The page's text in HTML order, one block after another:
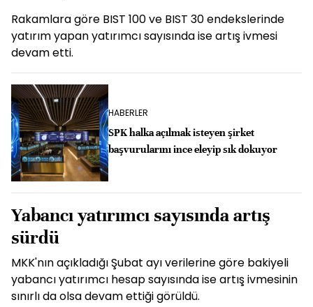
Rakamlara göre BIST 100 ve BIST 30 endekslerinde
yatırım yapan yatırımcı sayısında ise artış ivmesi
devam etti.
HABERLER
SPK halka açılmak isteyen şirket
başvurularını ince eleyip sık dokuyor
Yabancı yatırımcı sayısında artış
sürdü
MKK'nın açıkladığı Şubat ayı verilerine göre bakiyeli
yabancı yatırımcı hesap sayısında ise artış ivmesinin
sınırlı da olsa devam ettiği görüldü.